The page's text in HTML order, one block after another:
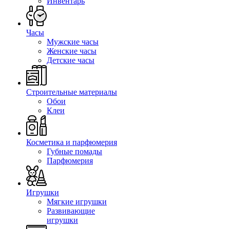
Часы
Мужские часы
Женские часы
Детские часы
Строительные материалы
Обои
Клеи
Косметика и парфюмерия
Губные помады
Парфюмерия
Игрушки
Мягкие игрушки
Развивающие
игрушки